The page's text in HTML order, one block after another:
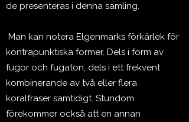
de presenteras i denna samling.
Man kan notera Elgenmarks förkärlek för
kontrapunktiska former. Dels i form av
fugor och fugaton, dels i ett frekvent
kombinerande av två eller flera
koralfraser samtidigt. Stundom
förekommer också att en annan